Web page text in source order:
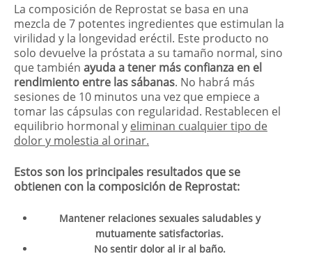
La composición de Reprostat se basa en una
mezcla de 7 potentes ingredientes que estimulan la
virilidad y la longevidad eréctil. Este producto no
solo devuelve la próstata a su tamaño normal, sino
que también ayuda a tener más confianza en el
rendimiento entre las sábanas. No habrá más
sesiones de 10 minutos una vez que empiece a
tomar las cápsulas con regularidad. Restablecen el
equilibrio hormonal y eliminan cualquier tipo de
dolor y molestia al orinar.
Estos son los principales resultados que se
obtienen con la composición de Reprostat:
Mantener relaciones sexuales saludables y
mutuamente satisfactorias.
No sentir dolor al ir al baño.